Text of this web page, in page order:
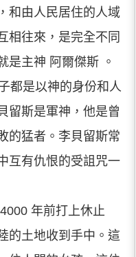
和由人民居住的人域
相往來，是完全不同
是主神 阿爾傑斯 。
都是以神的身份和人
留斯是軍神，他是曾
的猛者。李貝留斯常
互有仇恨的受詛咒一
年前打上休止
的土地收到手中。這